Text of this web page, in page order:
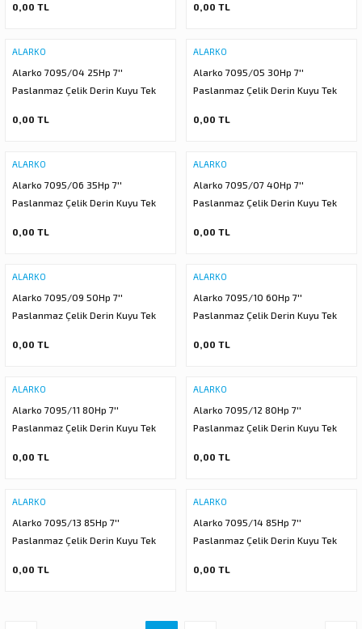
Kademesi) ALK-KPS Serisi
0,00 TL
Kademesi) ALK-KPS Serisi
0,00 TL
ALARKO
Alarko 7095/04 25Hp 7''
Paslanmaz Çelik Derin Kuyu Tek
Kademesi) ALK-KPS Serisi
0,00 TL
ALARKO
Alarko 7095/05 30Hp 7''
Paslanmaz Çelik Derin Kuyu Tek
Kademesi) ALK-KPS Serisi
0,00 TL
ALARKO
Alarko 7095/06 35Hp 7''
Paslanmaz Çelik Derin Kuyu Tek
Kademesi) ALK-KPS Serisi
0,00 TL
ALARKO
Alarko 7095/07 40Hp 7''
Paslanmaz Çelik Derin Kuyu Tek
Kademesi) ALK-KPS Serisi
0,00 TL
ALARKO
Alarko 7095/09 50Hp 7''
Paslanmaz Çelik Derin Kuyu Tek
Kademesi) ALK-KPS Serisi
0,00 TL
ALARKO
Alarko 7095/10 60Hp 7''
Paslanmaz Çelik Derin Kuyu Tek
Kademesi) ALK-KPS Serisi
0,00 TL
ALARKO
Alarko 7095/11 80Hp 7''
Paslanmaz Çelik Derin Kuyu Tek
Kademesi) ALK-KPS Serisi
0,00 TL
ALARKO
Alarko 7095/12 80Hp 7''
Paslanmaz Çelik Derin Kuyu Tek
Kademesi) ALK-KPS Serisi
0,00 TL
ALARKO
Alarko 7095/13 85Hp 7''
Paslanmaz Çelik Derin Kuyu Tek
Kademesi) ALK-KPS Serisi
0,00 TL
ALARKO
Alarko 7095/14 85Hp 7''
Paslanmaz Çelik Derin Kuyu Tek
Kademesi) ALK-KPS Serisi
0,00 TL